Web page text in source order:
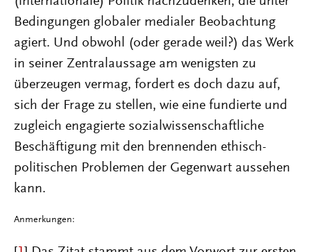
Bedingungen globaler medialer Beobachtung
agiert. Und obwohl (oder gerade weil?) das Werk
in seiner Zentralaussage am wenigsten zu
überzeugen vermag, fordert es doch dazu auf,
sich der Frage zu stellen, wie eine fundierte und
zugleich engagierte sozialwissenschaftliche
Beschäftigung mit den brennenden ethisch-
politischen Problemen der Gegenwart aussehen
kann.
Anmerkungen: